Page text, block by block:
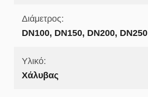
Διάμετρος:
DN100, DN150, DN200, DN250
Υλικό:
Χάλυβας